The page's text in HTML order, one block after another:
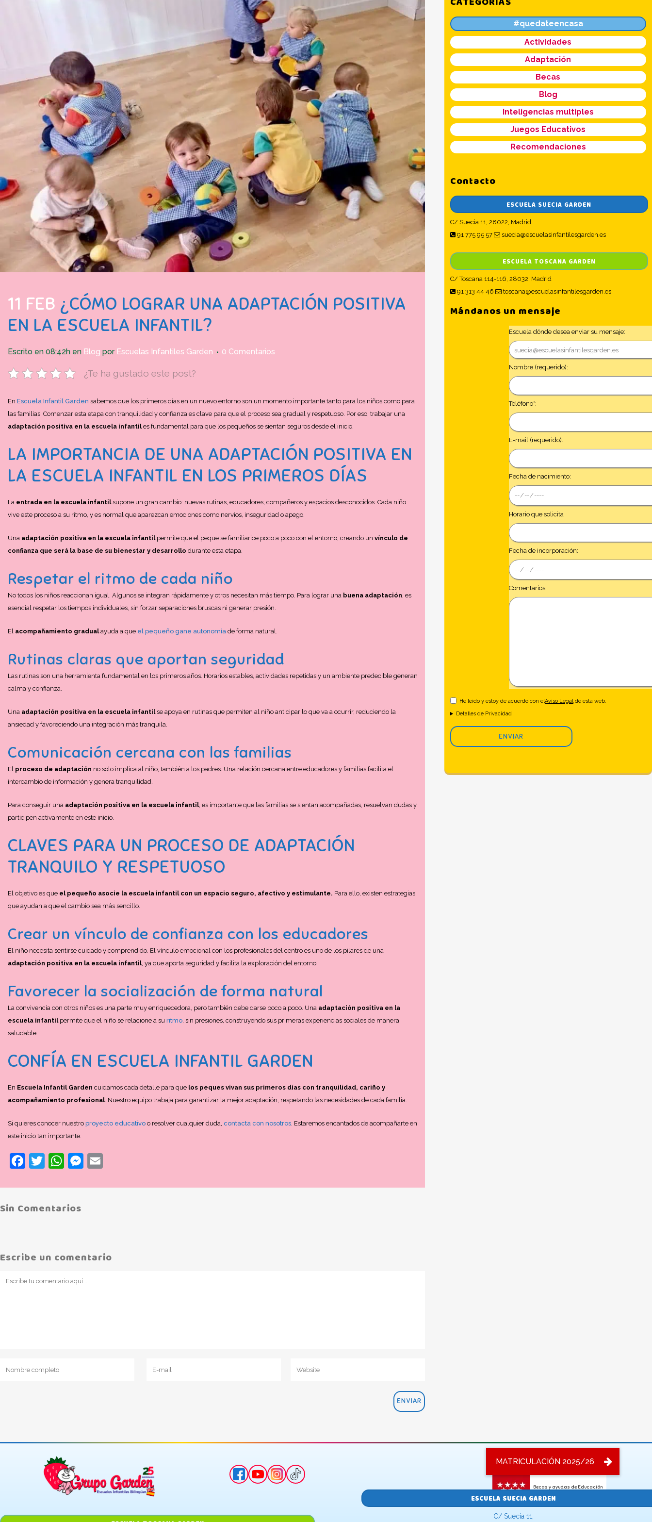
11 FEB ¿CÓMO LOGRAR UNA ADAPTACIÓN POSITIVA
EN LA ESCUELA INFANTIL?
Escrito en 08:42h en Blog por Escuelas Infantiles Garden 0 Comentarios
¿Te ha gustado este post?
En Escuela Infantil Garden sabemos que los primeros días en un nuevo entorno son un momento importante tanto para los niños como para
las familias. Comenzar esta etapa con tranquilidad y confianza es clave para que el proceso sea gradual y respetuoso. Por eso, trabajar una
adaptación positiva en la escuela infantiles fundamental para que los pequeños se sientan seguros desde el inicio.
LA IMPORTANCIA DE UNA ADAPTACIÓN POSITIVA EN
LA ESCUELA INFANTIL EN LOS PRIMEROS DÍAS
La entrada en la escuela infantilsupone un gran cambio: nuevas rutinas, educadores, compañeros y espacios desconocidos. Cada niño
vive este proceso a su ritmo, y es normal que aparezcan emociones como nervios, inseguridad o apego.
Una adaptación positiva en la escuela infantilpermite que el peque se familiarice poco a poco con el entorno, creando un vínculo de
confianza que será la base de su bienestar y desarrollo durante esta etapa.
Respetar el ritmo de cada niño
No todos los niños reaccionan igual. Algunos se integran rápidamente y otros necesitan más tiempo. Para lograr una buena adaptación , es
esencial respetar los tiempos individuales, sin forzar separaciones bruscas ni generar presión.
El acompañamiento gradualayuda a que el pequeño gane autonomía de forma natural.
Rutinas claras que aportan seguridad
Las rutinas son una herramienta fundamental en los primeros años. Horarios estables, actividades repetidas y un ambiente predecible generan
calma y confianza.
Una adaptación positiva en la escuela infantilse apoya en rutinas que permiten al niño anticipar lo que va a ocurrir, reduciendo la
ansiedad y favoreciendo una integración más tranquila.
Comunicación cercana con las familias
El proceso de adaptación no solo implica al niño, también a los padres. Una relación cercana entre educadores y familias facilita el
intercambio de información y genera tranquilidad.
Para conseguir una adaptación positiva en la escuela infantil, es importante que las familias se sientan acompañadas, resuelvan dudas y
participen activamente en este inicio.
CLAVES PARA UN PROCESO DE ADAPTACIÓN
TRANQUILO Y RESPETUOSO
El objetivo es que el pequeño asocie la escuela infantil con un espacio seguro, afectivo y estimulante. Para ello, existen estrategias
que ayudan a que el cambio sea más sencillo.
Crear un vínculo de confianza con los educadores
El niño necesita sentirse cuidado y comprendido. El vínculo emocional con los profesionales del centro es uno de los pilares de una
adaptación positiva en la escuela infantil, ya que aporta seguridad y facilita la exploración del entorno.
Favorecer la socialización de forma natural
La convivencia con otros niños es una parte muy enriquecedora, pero también debe darse poco a poco. Una adaptación positiva en la
escuela infantilpermite que el niño se relacione a su ritmo , sin presiones, construyendo sus primeras experiencias sociales de manera
saludable.
CONFÍA EN ESCUELA INFANTIL GARDEN
En Escuela Infantil Garden cuidamos cada detalle para que los peques vivan sus primeros días con tranquilidad, cariño y
acompañamiento profesional. Nuestro equipo trabaja para garantizar la mejor adaptación, respetando las necesidades de cada familia.
Si quieres conocer nuestro proyecto educativo o resolver cualquier duda, contacta con nosotros . Estaremos encantados de acompañarte en
este inicio tan importante.
Facebook
Twitter
WhatsApp
Messenger
Sin Comentarios
Escribe un comentario
#quedateencasa
Actividades
Adaptación
Becas
Blog
Inteligencias multiples
Juegos Educativos
Recomendaciones
Contacto
ESCUELA SUECIA GARDEN
C/ Suecia 11, 28022, Madrid
91 775 95 57
suecia@escuelasinfantilesgarden.es
ESCUELA TOSCANA GARDEN
C/ Toscana 114-116, 28032, Madrid
91 313 44 46
toscana@escuelasinfantilesgarden.es
Mándanos un mensaje
Escuela dónde desea enviar su mensaje:
Nombre (requerido):
Teléfono*:
E-mail (requerido):
Fecha de nacimiento:
Horario que solicita
Fecha de incorporación:
Comentarios:
He leido y estoy de acuerdo con elAviso Legalde esta web.
Detalles de Privacidad
ESCUELA SUECIA GARDEN
C/ Suecia 11,
Becas y ayudas de Educación